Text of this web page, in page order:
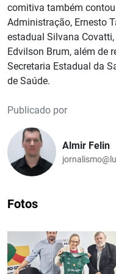
comitiva também
Administração, Ernesto
estadual Silvana
Edvilson Brum, além de
Secretaria Estadual da
de Saúde.
Publicado por
Almir Felin
Fotos